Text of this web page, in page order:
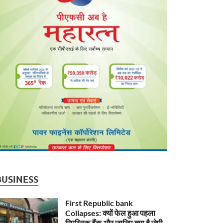
First Republic bank
Collapses: क्यों फेल हुआ पहला